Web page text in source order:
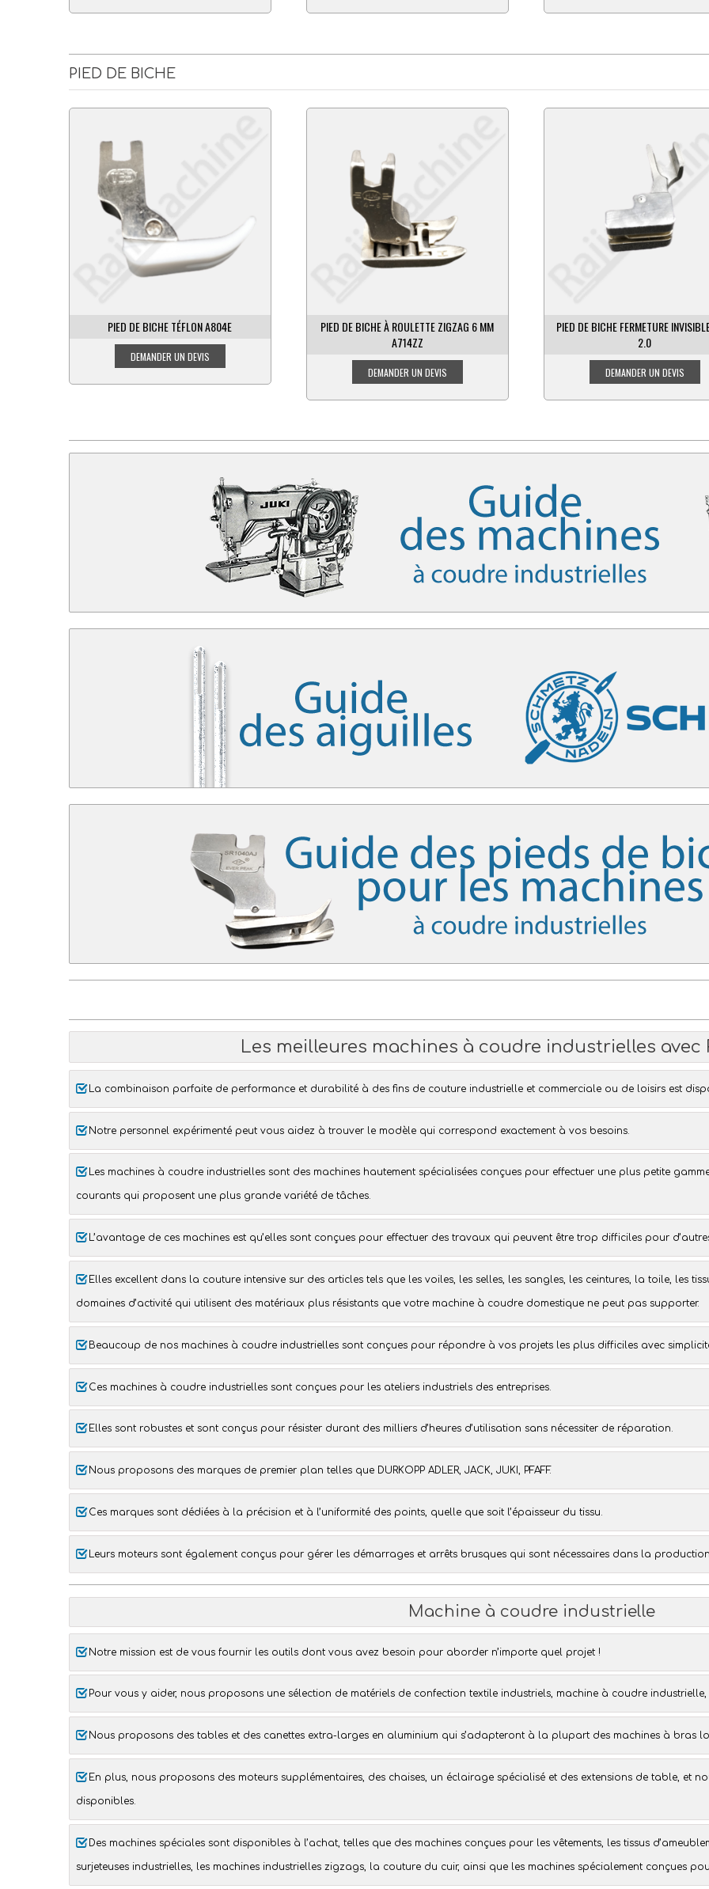
PIED DE BICHE
PIED DE BICHE À ROULETTE ZIGZAG 6 MM
A714ZZ
PIED DE BICHE FERMETURE INVISIBLE S518
2.0
PIED DE BICHE SR1040AJ
Les meilleures machines à coudre industrielles avec
La combinaison parfaite de performance et durabilité à des fins de couture industrielle et commerciale ou de loisirs est
Notre personnel expérimenté peut vous aidez à trouver le modèle qui correspond exactement à vos besoins.
Les machines à coudre industrielles sont des machines hautement spécialisées conçues pour effectuer une plus petite
courants qui proposent une plus grande variété de tâches.
L’avantage de ces machines est qu’elles sont conçues pour effectuer des travaux qui peuvent être trop difficiles pour
Elles excellent dans la couture intensive sur des articles tels que les voiles, les selles, les sangles, les ceintures, la toile, les
domaines d’activité qui utilisent des matériaux plus résistants que votre machine à coudre domestique ne peut pas supporter.
Beaucoup de nos machines à coudre industrielles sont conçues pour répondre à vos projets les plus difficiles avec
Ces machines à coudre industrielles sont conçues pour les ateliers industriels des entreprises
Elles sont robustes et sont conçus pour résister durant des milliers d’heures d’utilisation sans nécessiter de réparation.
Nous proposons des marques de premier plan telles que DURKOPP ADLER, JACK, JUKI, PFAFF.
Ces marques sont dédiées à la précision et à l’uniformité des points, quelle que soit l’épaisseur du tissu.
Leurs moteurs sont également conçus pour gérer les démarrages et arrêts brusques qui sont nécessaires dans la production
Machine à coudre industrielle
Notre mission est de vous fournir les outils dont vous avez besoin pour aborder n’importe quel projet !
Pour vous y aider, nous proposons une sélection de matériels de confection textile industriels, machine à coudre industrielle,
Nous proposons des tables et des canettes extra-larges en aluminium qui s’adapteront à la plupart des machines à bras
En plus, nous proposons des moteurs supplémentaires, des chaises, un éclairage spécialisé et des extensions de table, et
disponibles.
Des machines spéciales sont disponibles à l’achat, telles que des machines conçues pour les vêtements, les tissus
surjeteuses industrielles , les machines industrielles zigzags , la couture du cuir, ainsi que les machines spécialement conçues